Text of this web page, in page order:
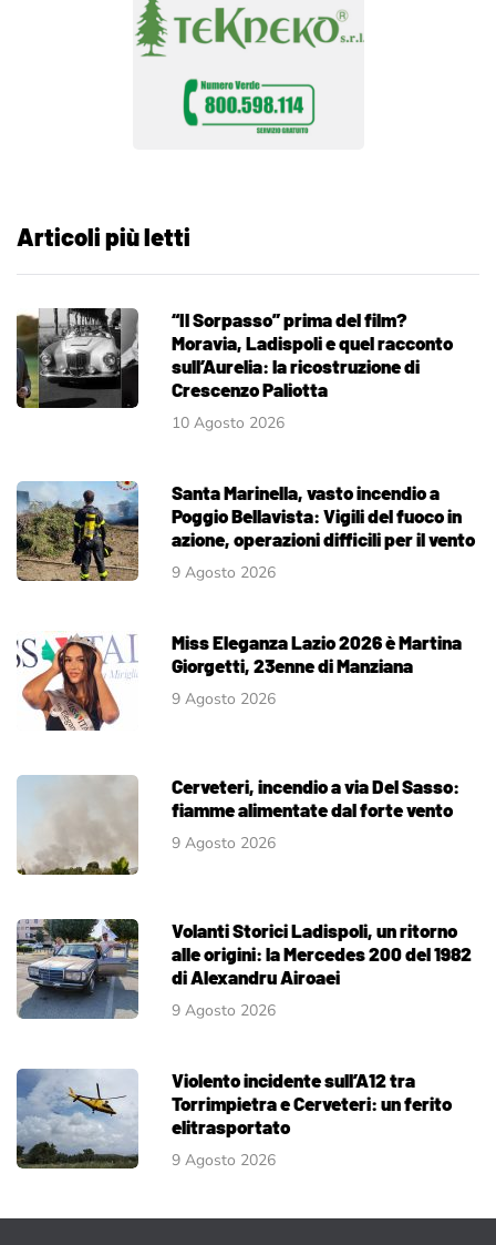
Articoli più letti
“Il Sorpasso” prima del film?
Moravia, Ladispoli e quel racconto
sull’Aurelia: la ricostruzione di
Crescenzo Paliotta
10 Agosto 2026
Santa Marinella, vasto incendio a
Poggio Bellavista: Vigili del fuoco in
azione, operazioni difficili per il vento
9 Agosto 2026
Miss Eleganza Lazio 2026 è Martina
Giorgetti, 23enne di Manziana
9 Agosto 2026
Cerveteri, incendio a via Del Sasso:
fiamme alimentate dal forte vento
9 Agosto 2026
Volanti Storici Ladispoli, un ritorno
alle origini: la Mercedes 200 del 1982
di Alexandru Airoaei
9 Agosto 2026
Violento incidente sull’A12 tra
Torrimpietra e Cerveteri: un ferito
elitrasportato
9 Agosto 2026